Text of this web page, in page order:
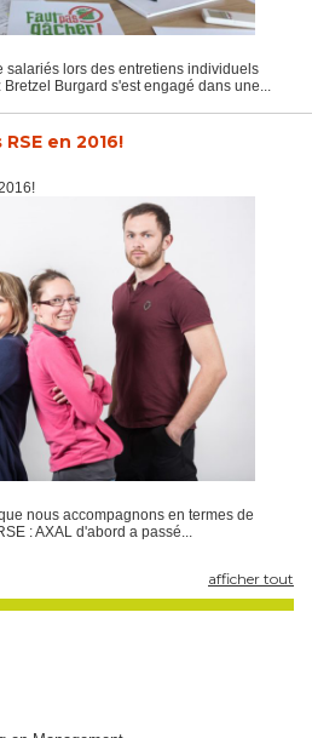
salariés lors des entretiens individuels
Burgard s'est engagé dans une...
en 2016!
nous accompagnons en termes de
: AXAL d'abord a passé...
afficher tout